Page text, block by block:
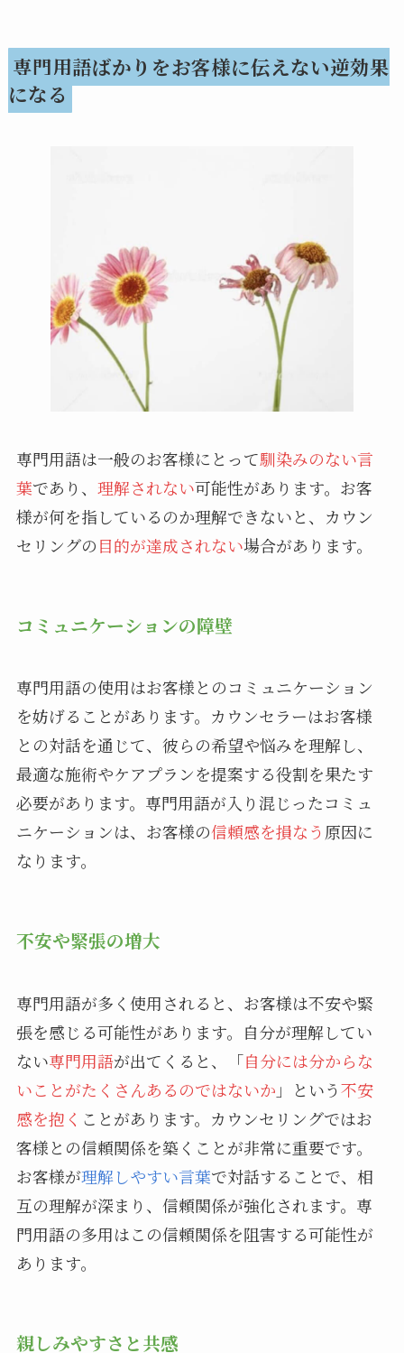
専門用語ばかりをお客様に伝えない逆効果
になる
専門用語は一般のお客様にとって馴染みのない言
葉であり、 理解されない可能性があります。お客
様が何を指しているのか理解できないと、カウン
セリングの目的が達成されない場合があります。
コミュニケーションの障壁
専門用語の使用はお客様とのコミュニケーション
を妨げることがあります。カウンセラーはお客様
との対話を通じて、彼らの希望や悩みを理解し、
最適な施術やケアプランを提案する役割を果たす
必要があります。専門用語が入り混じったコミュ
ニケーションは、お客様の信頼感を損なう 原因に
なります。
不安や緊張の増大
専門用語が多く使用されると、お客様は不安や緊
張を感じる可能性があります。自分が理解してい
ない専門用語が出てくると、「自分には分からな
いことがたくさんあるのではないか 」という不安
感を抱く ことがあります。カウンセリングではお
客様との信頼関係を築くことが非常に重要です。
お客様が理解しやすい言葉で対話することで、相
互の理解が深まり、信頼関係が強化されます。専
門用語の多用はこの信頼関係を阻害する可能性が
あります。
親しみやすさと共感